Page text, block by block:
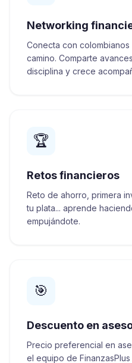
Networking
Conecta con
camino. Comparte
disciplina y crece
🏆
Retos financieros
Reto de ahorro, primera
tu plata... aprende
empujándote.
🎯
Descuento en
Precio preferencial en
el equipo de